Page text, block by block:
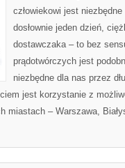
człowiekowi jest
dosłownie jeden dzień,
dostawczaka – to bez
prądotwórczych jest
niezbędne dla nas przez
jest korzystanie z
miastach – Warszawa,